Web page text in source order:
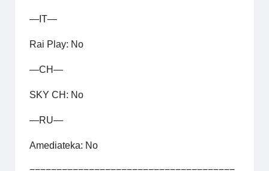
—IT—
Rai Play: No
—CH—
SKY CH: No
—RU—
Amediateka: No